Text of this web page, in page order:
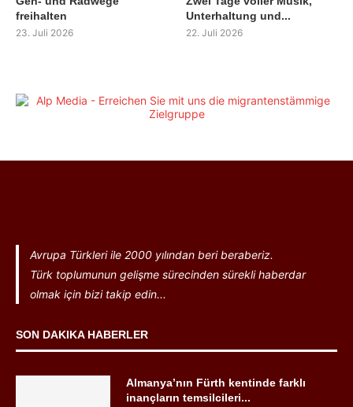
freihalten
23. Juli 2026
Unterhaltung und...
22. Juli 2026
Avrupa Türkleri ile 2000 yılından beri beraberiz.
Türk toplumunun gelişme sürecinden sürekli haberdar
olmak için bizi takip edin...
SON DAKIKA HABERLER
Almanya’nın Fürth kentinde farklı
inançların temsilcileri...